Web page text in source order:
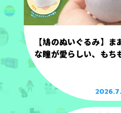
【鳩のぬいぐるみ】
な瞳が愛らしい、もち